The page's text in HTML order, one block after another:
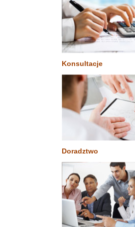
Konsultacje
Doradztwo